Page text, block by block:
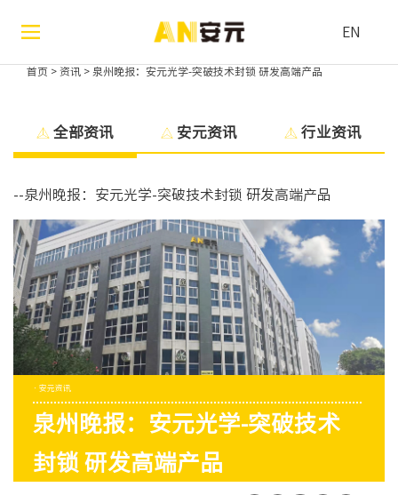
EN
首页 > 资讯 > 泉州晚报：安元光学-突破技术封锁 研发高端产品
全部资讯 安元资讯 行业资讯
--泉州晚报：安元光学-突破技术封锁 研发高端产品
· 安元资讯
泉州晚报：安元光学-突破技术
封锁 研发高端产品